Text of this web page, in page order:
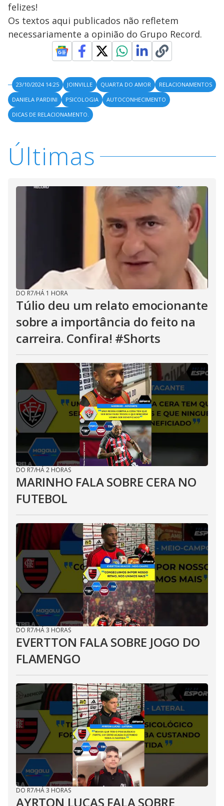
felizes!
Os textos aqui publicados não refletem
necessariamente a opinião do Grupo Record.
23/10/2024 14:25 JOINVILLE QUARTA DO AMOR
RELACIONAMENTOS
DANIELA PARDINI
PSICOLOGIA
AUTOCONHECIMENTO
DICAS DE RELACIONAMENTO.
Últimas
DO R7/HÁ 1 HORA
Túlio deu um relato emocionante
sobre a importância do feito na
carreira. Confira! #Shorts
DO R7/HÁ 2 HORAS
MARINHO FALA SOBRE CERA NO
FUTEBOL
DO R7/HÁ 3 HORAS
EVERTTON FALA SOBRE JOGO DO
FLAMENGO
DO R7/HÁ 3 HORAS
AYRTON LUCAS FALA SOBRE